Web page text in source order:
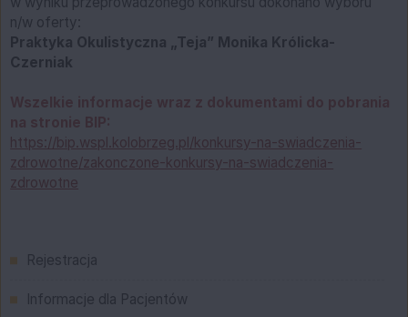
n/w oferty:
Praktyka Okulistyczna „Teja” Monika Królicka-
Czerniak
https://bip.wspl.kolobrzeg.pl/konkursy-na-swiadczenia-
zdrowotne/zakonczone-konkursy-na-swiadczenia-
zdrowotne
Menu główne
Rejestracja
Informacje dla Pacjentów